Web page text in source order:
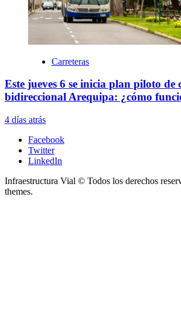
Carreteras
Este jueves 6 se inicia plan piloto de
bidireccional Arequipa: ¿cómo
4 días atrás
Facebook
Twitter
LinkedIn
Infraestructura Vial © Todos los derechos
themes.